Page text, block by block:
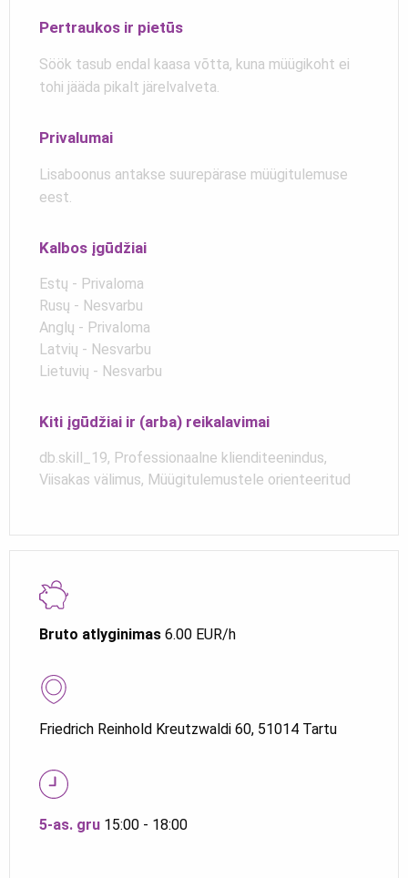
Bruto atlyginimas 6.00 EUR/h
Friedrich Reinhold Kreutzwaldi 60, 51014 Tartu
5-as. gru 15:00 - 18:00
Pertraukos ir pietūs
Söök tasub endal kaasa võtta, kuna müügikoht ei
tohi jääda pikalt järelvalveta.
Privalumai
Lisaboonus antakse suurepärase müügitulemuse
eest.
Kalbos įgūdžiai
Estų - Privaloma
Rusų - Nesvarbu
Anglų - Privaloma
Latvių - Nesvarbu
Lietuvių - Nesvarbu
Kiti įgūdžiai ir (arba) reikalavimai
db.skill_19, Professionaalne klienditeenindus,
Viisakas välimus, Müügitulemustele orienteeritud